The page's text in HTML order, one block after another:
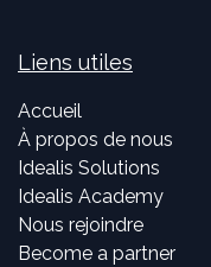
Liens utiles
Accueil
À propos de nous
Idealis Solutions
Idealis Academy
Nous rejoindre
Become a partner